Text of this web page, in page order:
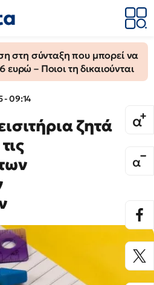
στη σύνταξη που μπορεί να
ευρώ – Ποιοι τη δικαιούνται
- 09:14
ζητά